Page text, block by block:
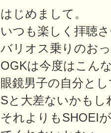
はじめまして。
いつも楽しく拝聴
バリオス乗りのお
OGKは今度はこん
眼鏡男子の自分と
Sと大差ないかもし
それよりもSHOEI